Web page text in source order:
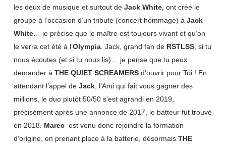
les deux de musique et surtout de Jack White, ont créé le
groupe à l’occasion d’un tribute (concert hommage) à Jack
White… je précise que le maître est toujours vivant et qu’on
le verra cet été à l’Olympia. Jack, grand fan de RSTLSS, si tu
nous écoutes (et si tu nous lis)… je pense que tu peux
demander à THE QUIET SCREAMERSd’ouvrir pour Toi ! En
attendant l’appel de Jack, l’Ami qui fait vous gagner des
millions, le duo plutôt 50/50 s’est agrandi en 2019,
précisément après une annonce de 2017, le batteur fut trouvé
en 2018. Marecest venu donc rejoindre la formation
d’origine, en prenant place à la batterie, désormais THE